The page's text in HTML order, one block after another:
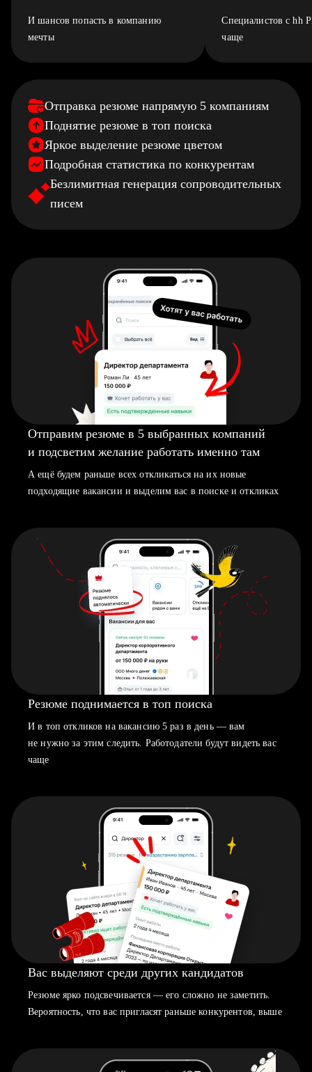
И шансов попасть в компанию
мечты
Специалистов с hh
чаще
Отправка резюме напрямую 5 компаниям
Поднятие резюме в топ поиска
Яркое выделение резюме цветом
Подробная статистика по конкурентам
Безлимитная генерация сопроводительных
писем
Отправим резюме в 5 выбранных компаний
и подсветим желание работать именно там
А ещё будем раньше всех откликаться на их новые
подходящие вакансии и выделим вас в поиске и откликах
Резюме поднимается в топ поиска
И в топ откликов на вакансию 5 раз в день — вам
не нужно за этим следить. Работодатели будут видеть вас
чаще
Вас выделяют среди других кандидатов
Резюме ярко подсвечивается — его сложно не заметить.
Вероятность, что вас пригласят раньше конкурентов, выше